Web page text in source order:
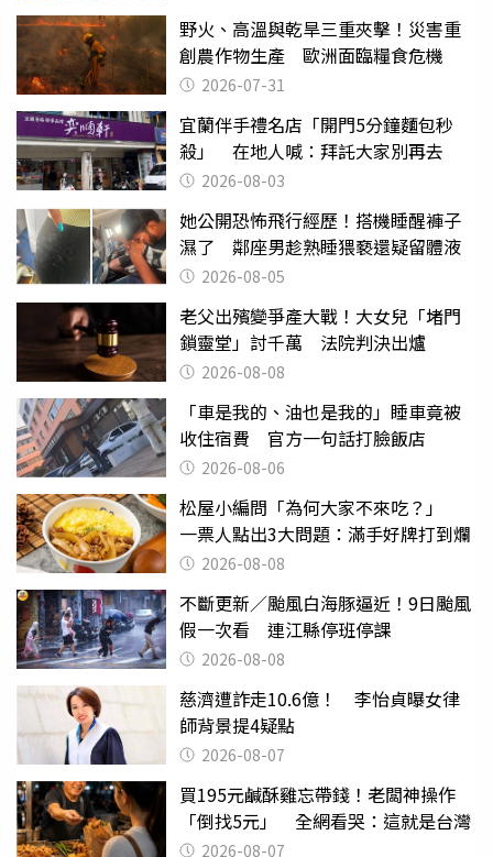
野火、高溫與乾旱三重夾擊！災害重
創農作物生產 歐洲面臨糧食危機
2026-07-31
宜蘭伴手禮名店「開門5分鐘麵包秒
殺」 在地人喊：拜託大家別再去
2026-08-03
她公開恐怖飛行經歷！搭機睡醒褲子
濕了 鄰座男趁熟睡猥褻還疑留體液
2026-08-05
老父出殯變爭產大戰！大女兒「堵門
鎖靈堂」討千萬 法院判決出爐
2026-08-08
「車是我的、油也是我的」睡車竟被
收住宿費 官方一句話打臉飯店
2026-08-06
松屋小編問「為何大家不來吃？」
一票人點出3大問題：滿手好牌打到爛
2026-08-08
不斷更新／颱風白海豚逼近！9日颱風
假一次看 連江縣停班停課
2026-08-08
慈濟遭詐走10.6億！ 李怡貞曝女律
師背景提4疑點
2026-08-07
買195元鹹酥雞忘帶錢！老闆神操作
「倒找5元」 全網看哭：這就是台灣
2026-08-07